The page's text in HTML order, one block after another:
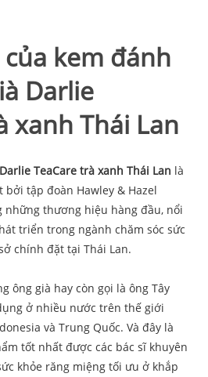
kem đánh
Darlie
xanh Thái Lan
TeaCare trà xanh Thái Lan là
tập đoàn Hawley & Hazel
những thương hiệu hàng đầu, nổi
triển trong ngành chăm sóc sức
chính đặt tại Thái Lan.
ông già hay còn gọi là ông Tây
ở nhiều nước trên thế giới
và Trung Quốc. Và đây là
tốt nhất được các bác sĩ khuyên
khỏe răng miệng tối ưu ở khắp